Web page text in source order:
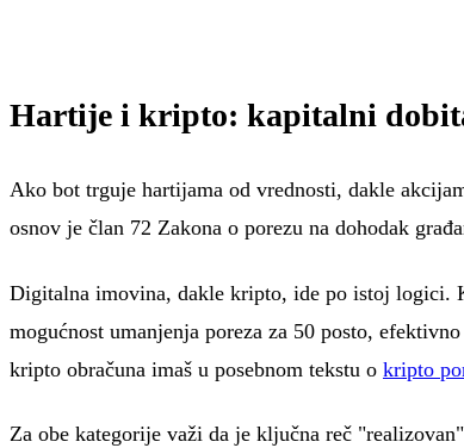
Hartije i kripto: kapitalni
Ako bot trguje hartijama od vrednosti, dakle
osnov je član 72 Zakona o porezu na dohodak
Digitalna imovina, dakle kripto, ide po istoj logici.
mogućnost umanjenja poreza za 50 posto,
kripto obračuna imaš u posebnom tekstu o kripto
Za obe kategorije važi da je ključna reč